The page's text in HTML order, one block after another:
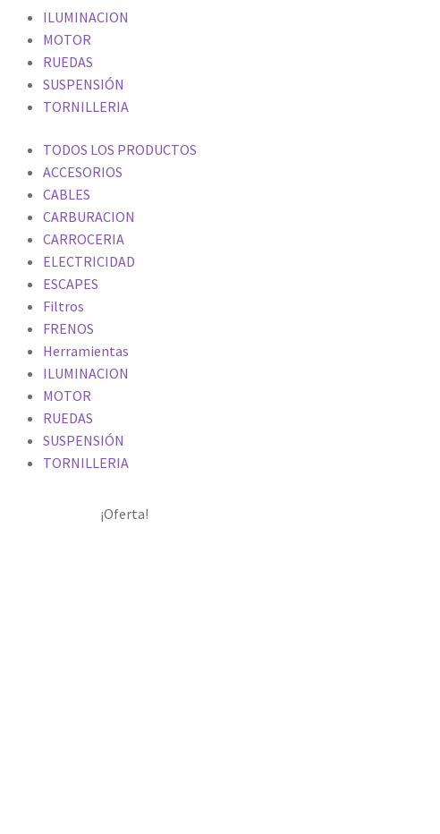
ILUMINACION
MOTOR
RUEDAS
SUSPENSIÓN
TORNILLERIA
TODOS LOS PRODUCTOS
ACCESORIOS
CABLES
CARBURACION
CARROCERIA
ELECTRICIDAD
ESCAPES
Filtros
FRENOS
Herramientas
ILUMINACION
MOTOR
RUEDAS
SUSPENSIÓN
TORNILLERIA
¡Oferta!